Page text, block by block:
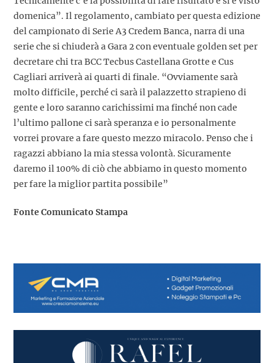
domenica”. Il regolamento, cambiato per questa edizione
del campionato di Serie A3 Credem Banca, narra di una
serie che si chiuderà a Gara 2 con eventuale golden set per
decretare chi tra BCC Tecbus Castellana Grotte e Cus
Cagliari arriverà ai quarti di finale. “Ovviamente sarà
molto difficile, perché ci sarà il palazzetto strapieno di
gente e loro saranno carichissimi ma finché non cade
l’ultimo pallone ci sarà speranza e io personalmente
vorrei provare a fare questo mezzo miracolo. Penso che i
ragazzi abbiano la mia stessa volontà. Sicuramente
daremo il 100% di ciò che abbiamo in questo momento
per fare la miglior partita possibile”
Fonte Comunicato Stampa